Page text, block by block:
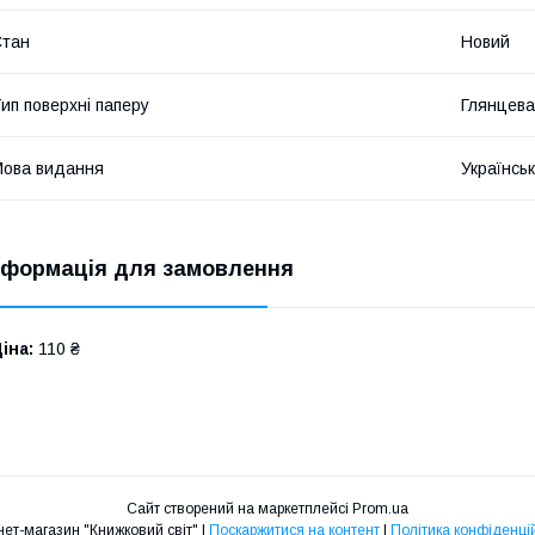
Новий
поверхні паперу Глянцева
видання
для замовлення
110 ₴
Сайт створений на маркетплейсі Prom.ua
Поскаржитися на контент Політика